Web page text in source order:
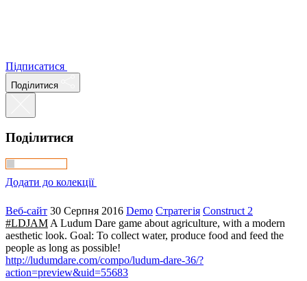
Підписатися
Поділитися
Поділитися
Додати до колекції
Веб-сайт 30 Серпня 2016 Demo Стратегія Construct 2
#LDJAM A Ludum Dare game about agriculture, with a modern
aesthetic look. Goal: To collect water, produce food and feed the
people as long as possible!
http://ludumdare.com/compo/ludum-dare-36/?
action=preview&uid=55683